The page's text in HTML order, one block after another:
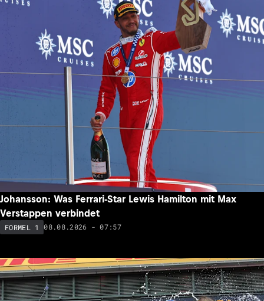
Johansson: Was Ferrari-Star Lewis Hamilton mit Max
Verstappen verbindet
FORMEL 1 08.08.2026 - 07:57